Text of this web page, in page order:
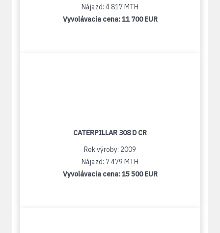
Nájazd: 4 817 MTH
Vyvolávacia cena:11 700 EUR
CATERPILLAR 308 D CR
Rok výroby: 2009
Nájazd: 7 479 MTH
Vyvolávacia cena:15 500 EUR